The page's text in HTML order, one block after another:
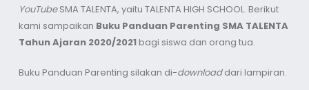
YouTubeSMA TALENTA, yaitu TALENTA HIGH SCHOOL. Berikut
kami sampaikan Buku Panduan Parenting SMA TALENTA
Tahun Ajaran 2020/2021 bagi siswa dan orang tua.
Buku Panduan Parenting silakan di-downloaddari lampiran.